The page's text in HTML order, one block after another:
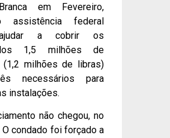
em Fevereiro,
assistência federal
a cobrir os
1,5 milhões de
(1,2 milhões de libras)
necessários para
instalações.
não chegou, no
O condado foi forçado a